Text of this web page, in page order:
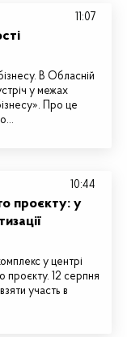
В Обласній
у межах
Про це
11:07
проєкту: у
у центрі
проєкту. 12 серпня
участь в
10:44